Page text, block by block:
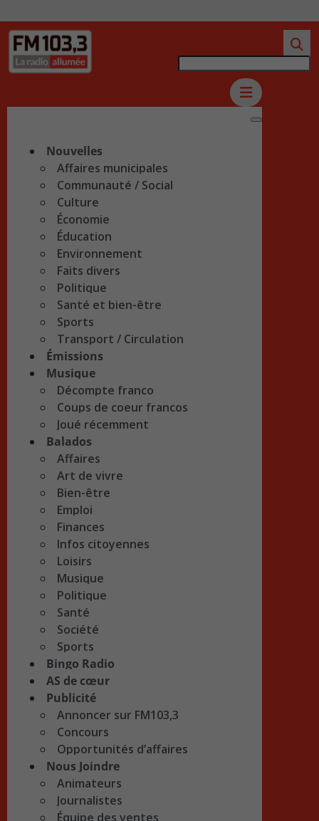
Nouvelles
Affaires municipales
Communauté / Social
Culture
Économie
Éducation
Environnement
Faits divers
Politique
Santé et bien-être
Sports
Transport / Circulation
Émissions
Musique
Décompte franco
Coups de coeur francos
Joué récemment
Balados
Affaires
Art de vivre
Bien-être
Emploi
Finances
Infos citoyennes
Loisirs
Musique
Politique
Santé
Société
Sports
Bingo Radio
AS de cœur
Publicité
Annoncer sur FM103,3
Concours
Opportunités d’affaires
Nous Joindre
Animateurs
Journalistes
Équipe des ventes